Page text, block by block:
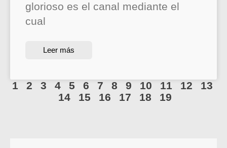
glorioso es el canal mediante el
cual
Leer más
1 2 3 4 5 6 7 8 9 10 11 12
13
14
15 16 17 18 19